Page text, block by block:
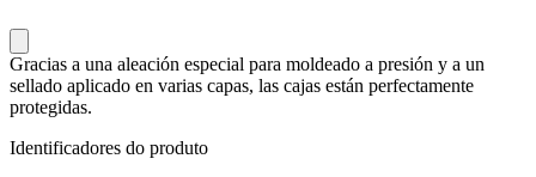
Gracias a una aleación especial para moldeado a presión y a un
sellado aplicado en varias capas, las cajas están perfectamente
protegidas.
Identificadores do produto